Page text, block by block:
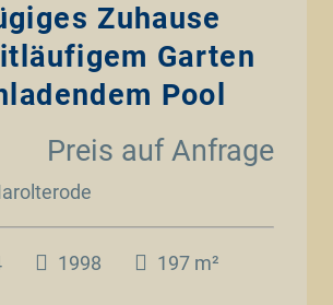
Zuhause
Garten
Pool
Preis auf Anfrage
1998 197 m²